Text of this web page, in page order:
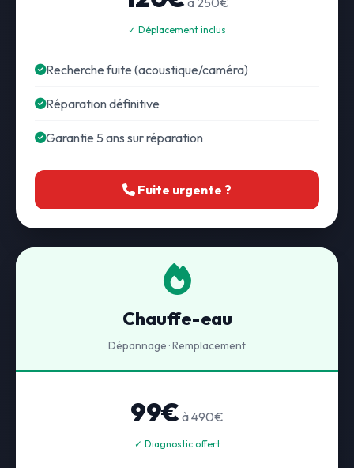
✓ Déplacement inclus
Recherche fuite (acoustique/caméra)
Réparation définitive
Garantie 5 ans sur réparation
Fuite urgente ?
Chauffe-eau
Dépannage · Remplacement
99€ à 490€
✓ Diagnostic offert